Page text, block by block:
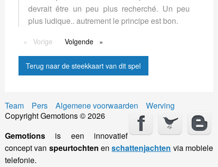
devrait être un peu plus recherché. Un peu
plus ludique.. autrement le principe est bon.
Vorige VorigeVolgende Volgende
Terug naar de steekkaart van dit spel
Team Pers Algemene voorwaarden
Werving
Copyright Gemotions © 2026
Gemotions is een innovatief
concept van speurtochten enschattenjachten via mobiele
telefonie.